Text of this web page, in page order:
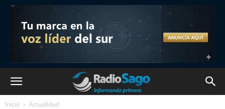
Inicio Actualidad